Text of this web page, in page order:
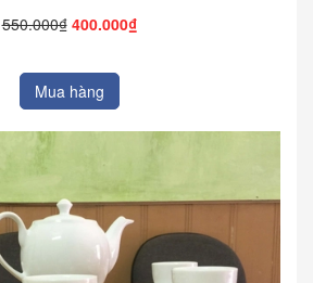
550.000₫ 400.000₫
Mua hàng